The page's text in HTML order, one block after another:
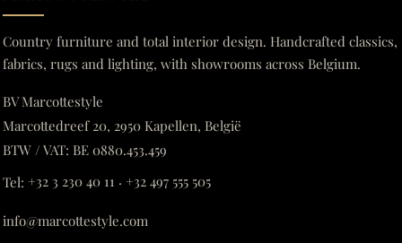
Country furniture and total interior design. Handcrafted classics,
fabrics, rugs and lighting, with showrooms across Belgium.
BV Marcottestyle
Marcottedreef 20, 2950 Kapellen, België
BTW / VAT: BE 0880.453.459
Tel: +32 3 230 40 11 · +32 497 555 505
info@marcottestyle.com